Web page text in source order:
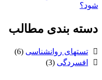
شود؟
دسته بندی مطالب
تستهای روانشناسی (6)
افسردگی (3)